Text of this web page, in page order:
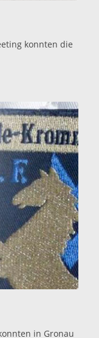
konnten die
in Gronau